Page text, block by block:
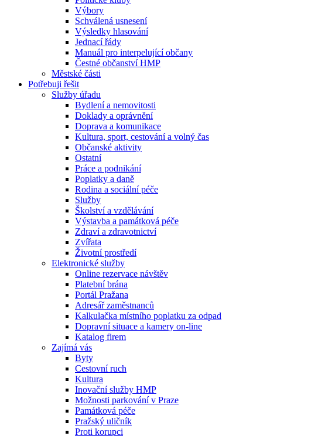
Výbory
Schválená usnesení
Výsledky hlasování
Jednací řády
Manuál pro interpelující občany
Čestné občanství HMP
Městské části
Potřebuji řešit
Služby úřadu
Bydlení a nemovitosti
Doklady a oprávnění
Doprava a komunikace
Kultura, sport, cestování a volný čas
Občanské aktivity
Ostatní
Práce a podnikání
Poplatky a daně
Rodina a sociální péče
Služby
Školství a vzdělávání
Výstavba a památková péče
Zdraví a zdravotnictví
Zvířata
Životní prostředí
Elektronické služby
Online rezervace návštěv
Platební brána
Portál Pražana
Adresář zaměstnanců
Kalkulačka místního poplatku za odpad
Dopravní situace a kamery on-line
Katalog firem
Zajímá vás
Byty
Cestovní ruch
Kultura
Inovační služby HMP
Možnosti parkování v Praze
Památková péče
Pražský uličník
Proti korupci